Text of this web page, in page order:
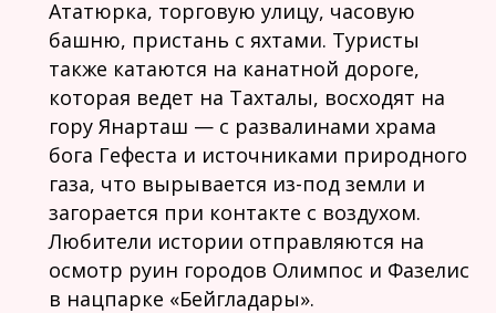
Ататюрка, торговую улицу, часовую
башню, пристань с яхтами. Туристы
также катаются на канатной дороге,
которая ведет на Тахталы, восходят на
гору Янарташ — с развалинами храма
бога Гефеста и источниками природного
газа, что вырывается из-под земли и
загорается при контакте с воздухом.
Любители истории отправляются на
осмотр руин городов Олимпос и Фазелис
в нацпарке «Бейгладары».